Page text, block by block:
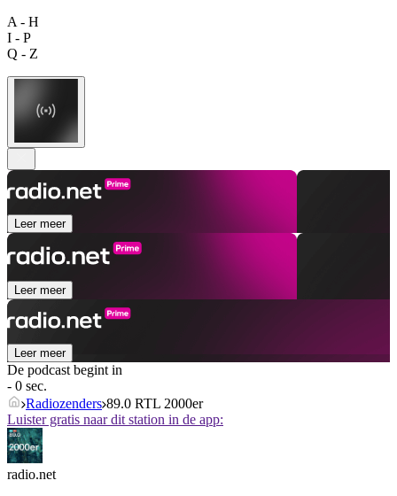
A - H
I - P
Q - Z
Leer meer
Leer meer
Leer meer
De podcast begint in
- 0 sec.
Radiozenders 89.0 RTL 2000er
Luister gratis naar dit station in de app:
radio.net